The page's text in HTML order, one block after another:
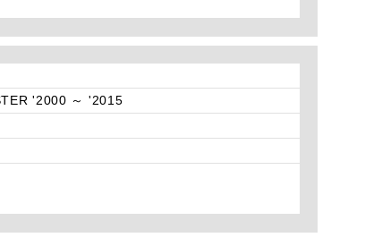
'2000 ～ '2015